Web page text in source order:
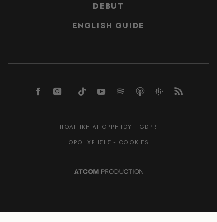
DEBUT
ENGLISH GUIDE
ΠΟΛΙΤΙΚΗ ΑΠΟΡΡΗΤΟΥ - GDPR
ΟΡΟΙ ΧΡΗΣΗΣ - COOKIES